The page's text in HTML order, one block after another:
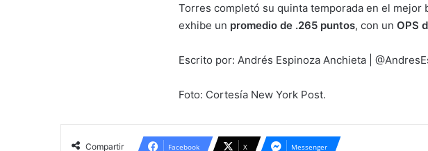
Torres completó su quinta temporada en el
exhibe un promedio de .265 puntos, con un OPS
Escrito por: Andrés Espinoza Anchieta |
Foto: Cortesía New York Post.
Compartir Facebook X Messenger